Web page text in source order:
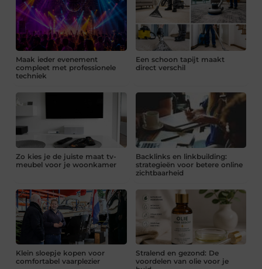
Maak ieder evenement
compleet met professionele
techniek
Een schoon tapijt maakt
direct verschil
Zo kies je de juiste maat tv-
meubel voor je woonkamer
Backlinks en linkbuilding:
strategieën voor betere online
zichtbaarheid
Klein sloepje kopen voor
comfortabel vaarplezier
Stralend en gezond: De
voordelen van olie voor je